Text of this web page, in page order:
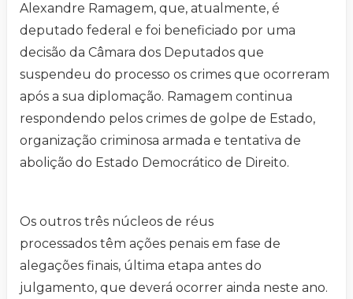
Alexandre Ramagem, que, atualmente, é
deputado federal e foi beneficiado por uma
decisão da Câmara dos Deputados que
suspendeu do processo os crimes que ocorreram
após a sua diplomação. Ramagem continua
respondendo pelos crimes de golpe de Estado,
organização criminosa armada e tentativa de
abolição do Estado Democrático de Direito.
Os outros três núcleos de réus
processados têm ações penais em fase de
alegações finais, última etapa antes do
julgamento, que deverá ocorrer ainda neste ano.